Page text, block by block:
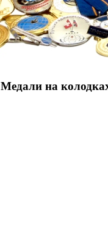
Медали на